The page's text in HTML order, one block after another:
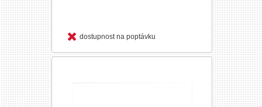
dostupnost na poptávku